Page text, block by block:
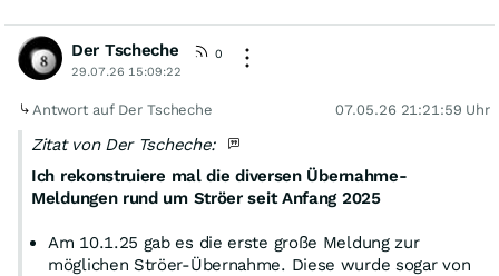
Der Tscheche
0
29.07.26 15:09:22
Antwort auf Der Tscheche 07.05.26 21:21:59 Uhr
Zitat von Der Tscheche:
Ich rekonstruiere mal die diversen Übernahme-
Meldungen rund um Ströer seit Anfang 2025
Am 10.1.25 gab es die erste große Meldung zur
möglichen Ströer-Übernahme. Diese wurde sogar von